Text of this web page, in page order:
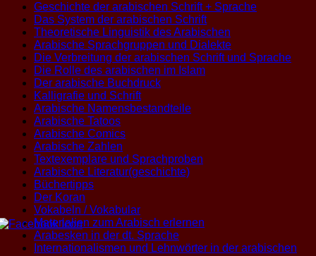
Geschichte der arabischen Schrift + Sprache
Das System der arabischen Schrift
Theoretische Linguistik des Arabischen
Arabische Sprachgruppen und Dialekte
Die Verbreitung der arabischen Schrift und Sprache
Die Rolle des arabischen im Islam
Der arabische Buchdruck
Kalligrafie und Schrift
Arabische Namensbestandteile
Arabische Tatoos
Arabische Comics
Arabische Zahlen
Textexemplare und Sprachproben
Arabische Literatur(geschichte)
Büchertipps
Der Koran
Vokabeln / Vokabular
Materialien zum Arabisch erlernen
Arabesken in der dt. Sprache
Internationalismen und Lehnwörter in der arabischen